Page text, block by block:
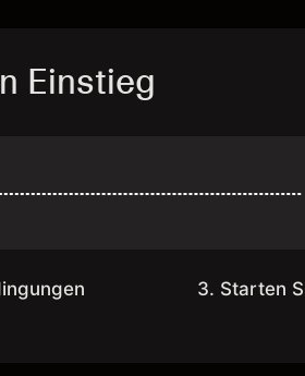
Einstieg
3. Starten